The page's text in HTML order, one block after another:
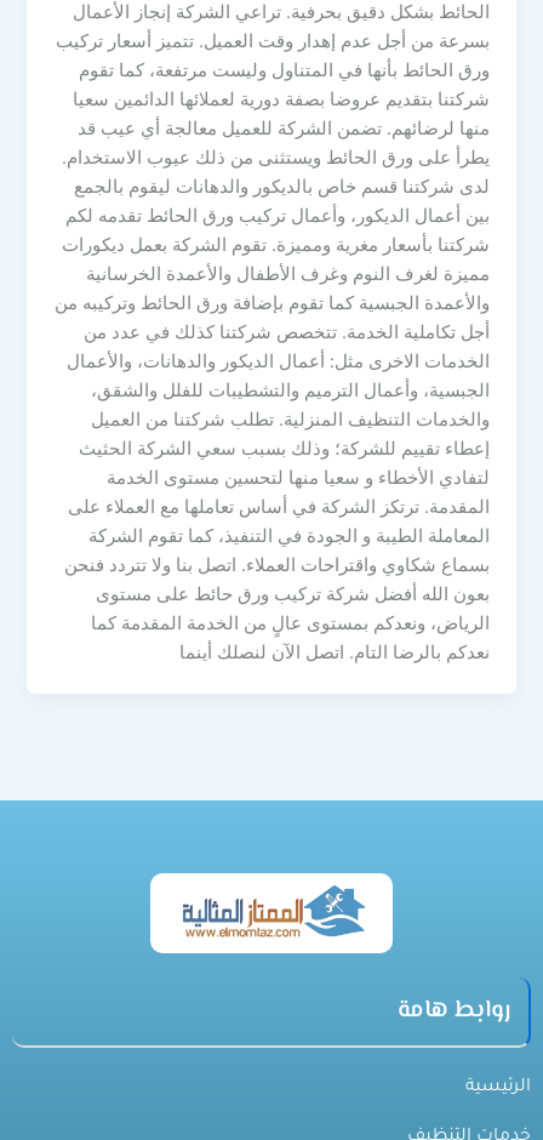
الحائط بشكل دقيق بحرفية. تراعي الشركة إنجاز الأعمال
بسرعة من أجل عدم إهدار وقت العميل. تتميز أسعار تركيب
ورق الحائط بأنها في المتناول وليست مرتفعة، كما تقوم
شركتنا بتقديم عروضا بصفة دورية لعملائها الدائمين سعيا
منها لرضائهم. تضمن الشركة للعميل معالجة أي عيب قد
يطرأ على ورق الحائط ويستثنى من ذلك عيوب الاستخدام.
لدى شركتنا قسم خاص بالديكور والدهانات ليقوم بالجمع
بين أعمال الديكور، وأعمال تركيب ورق الحائط تقدمه لكم
شركتنا بأسعار مغرية ومميزة. تقوم الشركة بعمل ديكورات
مميزة لغرف النوم وغرف الأطفال والأعمدة الخرسانية
والأعمدة الجبسية كما تقوم بإضافة ورق الحائط وتركيبه من
أجل تكاملية الخدمة. تتخصص شركتنا كذلك في عدد من
الخدمات الاخرى مثل: أعمال الديكور والدهانات، والأعمال
الجبسية، وأعمال الترميم والتشطيبات للفلل والشقق،
والخدمات التنظيف المنزلية. تطلب شركتنا من العميل
إعطاء تقييم للشركة؛ وذلك بسبب سعي الشركة الحثيث
لتفادي الأخطاء و سعيا منها لتحسين مستوى الخدمة
المقدمة. ترتكز الشركة في أساس تعاملها مع العملاء على
المعاملة الطيبة و الجودة في التنفيذ، كما تقوم الشركة
بسماع شكاوي واقتراحات العملاء. اتصل بنا ولا تتردد فنحن
بعون الله أفضل شركة تركيب ورق حائط على مستوى
الرياض، ونعدكم بمستوى عالٍ من الخدمة المقدمة كما
نعدكم بالرضا التام. اتصل الآن لنصلك أينما
روابط هامة
الرئيسية